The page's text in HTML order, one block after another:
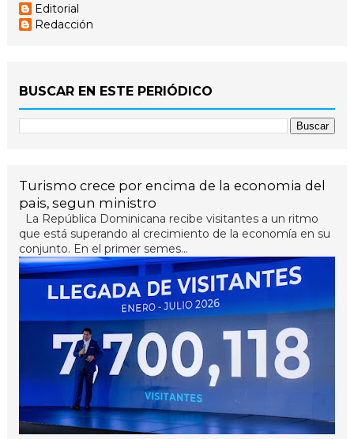
Editorial
Redacción
BUSCAR EN ESTE PERIÓDICO
Turismo crece por encima de la economia del
pais, segun ministro
La República Dominicana recibe visitantes a un ritmo
que está superando al crecimiento de la economía en su
conjunto. En el primer semes...